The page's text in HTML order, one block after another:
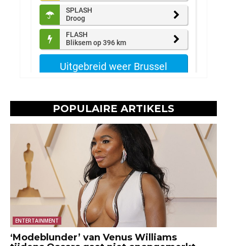
POPULAIRE ARTIKELS
ENTERTAINMENT
‘Modeblunder’ van Venus Williams